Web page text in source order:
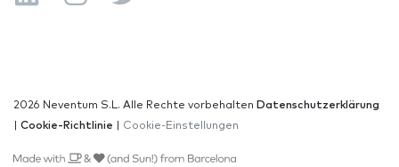
2026 Neventum S.L. Alle Rechte vorbehalten Datenschutzerklärung
Cookie-Richtlinie Cookie-Einstellungen